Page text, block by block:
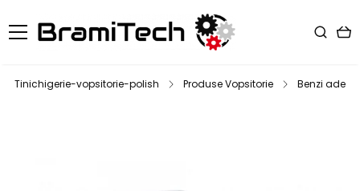
Tinichigerie-vopsitorie-polish Produse Vopsitorie Benzi